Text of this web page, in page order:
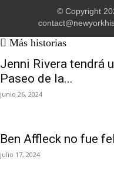
© Copyright
Más historias
Jenni Rivera tendrá
Paseo de la...
junio 26, 2024
Ben Affleck no fue
julio 17, 2024